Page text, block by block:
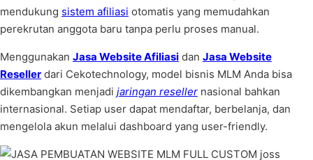
mendukung sistem afiliasi otomatis yang memudahkan
perekrutan anggota baru tanpa perlu proses manual.
Menggunakan Jasa Website Afiliasi dan Jasa Website
Reseller dari Cekotechnology, model bisnis MLM Anda bisa
dikembangkan menjadi jaringan reseller nasional bahkan
internasional. Setiap user dapat mendaftar, berbelanja, dan
mengelola akun melalui dashboard yang user-friendly.